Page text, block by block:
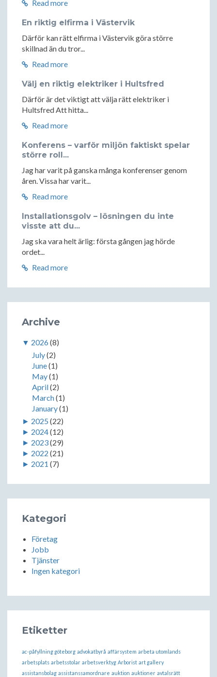
Read more
En riktig elfirma i Västervik
Därför kan rätt elfirma i Västervik göra större
skillnad än du tror...
Read more
Välj en riktig elektriker i Hultsfred
Därför är det viktigt att välja rätt elektriker i
Hultsfred Att hitta...
Read more
Konferens – varför miljön faktiskt spelar
större roll...
Jag har varit på ganska många konferenser genom
åren. Vissa har varit...
Read more
Installationsgolv – lösningen du inte
visste att du...
Jag ska vara helt ärlig: första gången jag hörde
ordet...
Read more
Archive
▼ 2026(8)
July(2)
June(1)
May(1)
April(2)
March(1)
January(1)
► 2025 (22)
► 2024(12)
► 2023(29)
► 2022 (21)
► 2021 (7)
Kategori
Företag
Jobb
Tjänster
Ingen kategori
Etiketter
ac-påfyllning göteborg advokatbyrå affärsystem arbeta utomlands
arbetsplats arbetsstolar arbetsverktyg Arborist art gallery
assistansbolag assistanssamordnare auktion auktioner avtalsrätt